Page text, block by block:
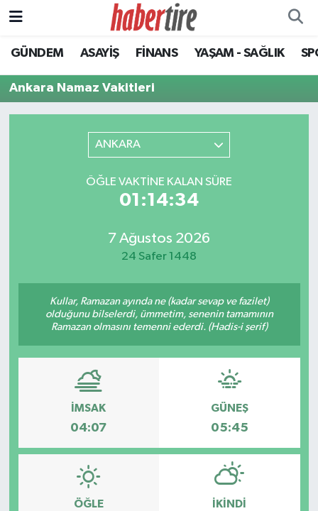
GÜNDEM ASAYİŞ FİNANS YAŞAM - SAĞLIK
Ankara Namaz Vakitleri
ANKARA
ÖĞLE VAKTINE KALAN SÜRE
01:14:34
7 Ağustos 2026
24 Safer 1448
Kullar, Ramazan ayında ne (kadar sevap ve fazilet)
olduğunu bilselerdi, ümmetim, senenin tamamının
Ramazan olmasını temenni ederdi. (Hadis-i şerif)
İMSAK
04:07
GÜNEŞ
05:45
ÖĞLE İKINDI
Tire Nöbetçi Eczaneler
Tire Hava Durumu
Tüm Manşetler
Son Dakika Haberleri